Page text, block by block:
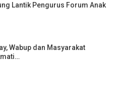
Lantik Pengurus Forum Anak
Wabup dan Masyarakat